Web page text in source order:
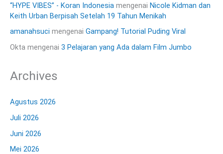
“HYPE VIBES” - Koran Indonesia mengenai Nicole Kidman dan
Keith Urban Berpisah Setelah 19 Tahun Menikah
amanahsuci mengenai Gampang! Tutorial Puding Viral
Okta mengenai 3 Pelajaran yang Ada dalam Film Jumbo
Archives
Agustus 2026
Juli 2026
Juni 2026
Mei 2026